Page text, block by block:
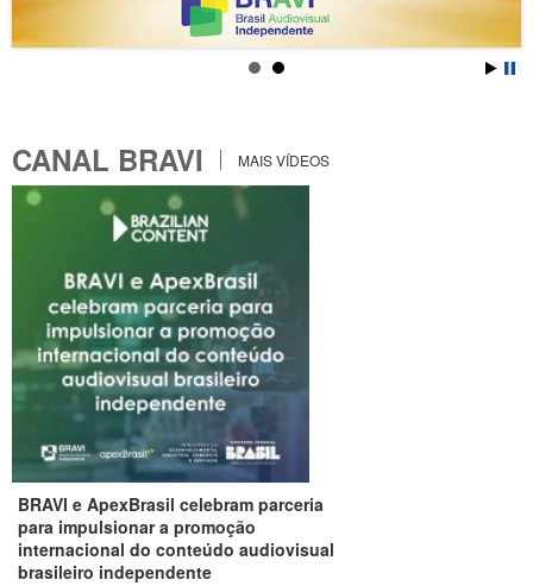
CANAL BRAVI MAIS VÍDEOS
BRAVI e ApexBrasil celebram parceria
para impulsionar a promoção
internacional do conteúdo audiovisual
brasileiro independente